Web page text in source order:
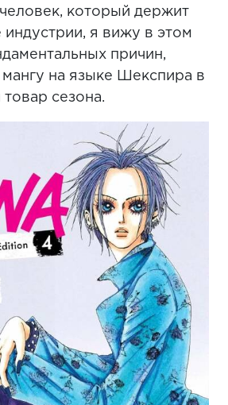
который держит
индустрии, я вижу в этом
причин,
на языке Шекспира в
сезона.